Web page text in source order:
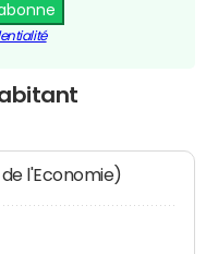
l'Economie)